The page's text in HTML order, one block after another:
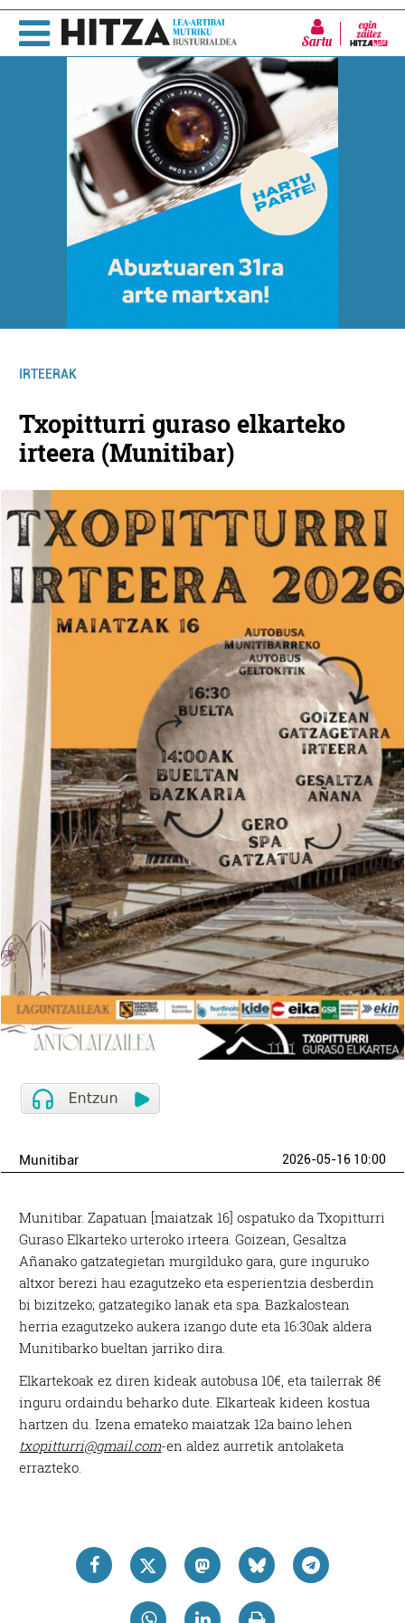
Sartu
IRTEERAK
Txopitturri guraso elkarteko
irteera (Munitibar)
Munitibar 2026-05-16 10:00
Munitibar. Zapatuan [maiatzak 16] ospatuko da Txopitturri
Guraso Elkarteko urteroko irteera. Goizean, Gesaltza
Añanako gatzategietan murgilduko gara, gure inguruko
altxor berezi hau ezagutzeko eta esperientzia desberdin
bi bizitzeko; gatzategiko lanak eta spa. Bazkalostean
herria ezagutzeko aukera izango dute eta 16:30ak aldera
Munitibarko bueltan jarriko dira.
Elkartekoak ez diren kideak autobusa 10€, eta tailerrak 8€
inguru ordaindu beharko dute. Elkarteak kideen kostua
hartzen du. Izena emateko maiatzak 12a baino lehen
txopitturri@gmail.com-en aldez aurretik antolaketa
errazteko.